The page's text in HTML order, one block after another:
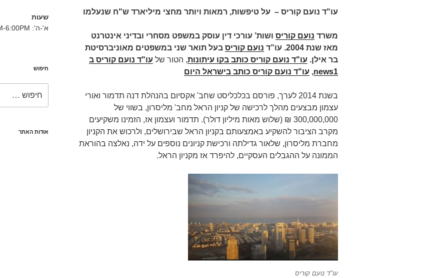
עו"ד נועם קוריס – על טיפשות, רמאות ויותר מחצי מיליארד ש"ח שנעלמו
משרד נועם קוריס ושות’ עורכי דין עוסק במשפט מסחרי ובדיני אינטרנט
מאז שנת 2004.
עו”ד נועם קוריס בעל תואר שני במשפטים מאוניברסיטת
בר אילן. עו"ד נועם קוריס כותב בקו עיתונות, הטור של עו"ד נועם קוריס ב
news1
, עו"ד נועם קוריס כותב בישראל היום
בשנת 2014 לערך, פורסם בכלכליסט שחב' אקסיום בהנהלת דנה תדמור ואורי
עצמון מבצעים מהלך לרכישה של קניון הראל מחב' מליסרון, בשווי של
300,000,000 ₪ (שלוש מאות מיליון דולר). תדמור ועצמון אז, הזמינו משקיעים
מקרב הציבור להשקיע באמצעותם בקניון הראל שבירושלים, ולרכוש את הקניון
מחברת מליסרון, שלאור גדילתה ורכישת קניונים נוספים על ידה, נאלצה בהוראת
הממונה על ההגבלים העסקיים, להיפרד אז מקניון הראל.
עו"ד נועם קוריס
שעות
א'-ה': 8:30AM-6:00PM
חיפוש
אודות האתר